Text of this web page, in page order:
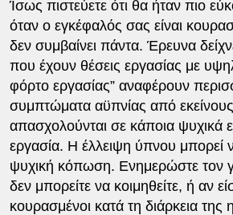
Ίσως πιστεύετε ότι θα ήταν πιο
όταν ο εγκέφαλός σας είναι
δεν συμβαίνει πάντα. Έρευνα
που έχουν θέσεις εργασίας με
φόρτο εργασίας” αναφέρουν
συμπτώματα αϋπνίας από
απασχολούνται σε κάποια ψυχικά
εργασία. Η έλλειψη ύπνου μπορεί
ψυχική κόπωση. Ενημερώστε τον
δεν μπορείτε να κοιμηθείτε, ή αν
κουρασμένοι κατά τη διάρκεια της